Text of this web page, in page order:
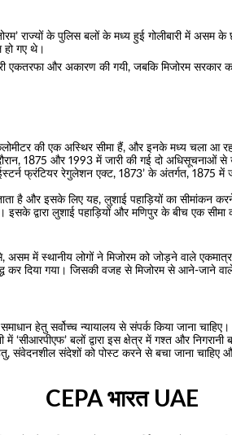
राज्यों के पुलिस बलों के मध्य हुई गोलीबारी में असम के
हो गए थे।
एकतरफा और अकारण की गयी, जबकि मिजोरम सरकार
की एक अस्थिर सीमा हैं, और इनके मध्य चला आ
1875 और 1993 में जारी की गई दो अधिसूचनाओं से
ईस्टर्न फ्रंटियर रेगुलेशन एक्ट, 1873’ के अंतर्गत, 1875
है और इसके लिए यह, लुशाई पहाड़ियों का सीमांकन करने
इसके द्वारा लुशाई पहाड़ियों और मणिपुर के बीच एक सीमा
असम में स्थानीय लोगों ने मिजोरम को जोड़ने वाले
कर दिया गया। जिसकी वजह से मिजोरम से आने-जाने
समाधान हेतु सर्वोच्च न्यायालय से संपर्क किया जाना चाहिए।
में ‘सीआरपीएफ’ बलों द्वारा इस क्षेत्र में गश्त और निगरानी
संवेदनशील संदेशों को पोस्ट करने से बचा जाना चाहिए
CEPA भारत UAE